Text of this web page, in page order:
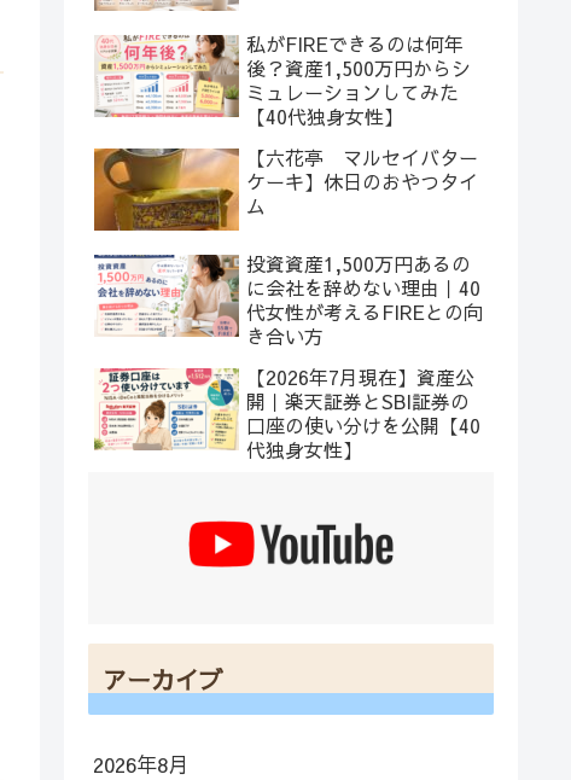
私がFIREできるのは何年
後？資産1,500万円からシ
ミュレーションしてみた
【40代独身女性】
【六花亭 マルセイバター
ケーキ】休日のおやつタイ
ム
投資資産1,500万円あるの
に会社を辞めない理由｜40
代女性が考えるFIREとの向
き合い方
【2026年7月現在】資産公
開｜楽天証券とSBI証券の
口座の使い分けを公開【40
代独身女性】
アーカイブ
2026年8月